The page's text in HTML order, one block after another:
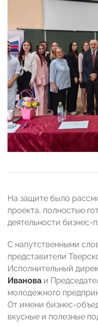
На защите было
проекта, полностью
деятельности бизнес-
С напутственными
представители
Исполнительный
Иванова и
молодежного
От имени бизнес-
вкусные и полезные